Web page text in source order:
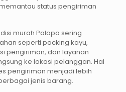
status pengiriman
murah Palopo sering
seperti packing kayu,
pengiriman, dan layanan
ke lokasi pelanggan. Hal
pengiriman menjadi lebih
jenis barang.